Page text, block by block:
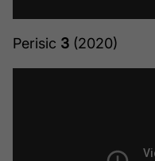
Perisic 3 (2020)